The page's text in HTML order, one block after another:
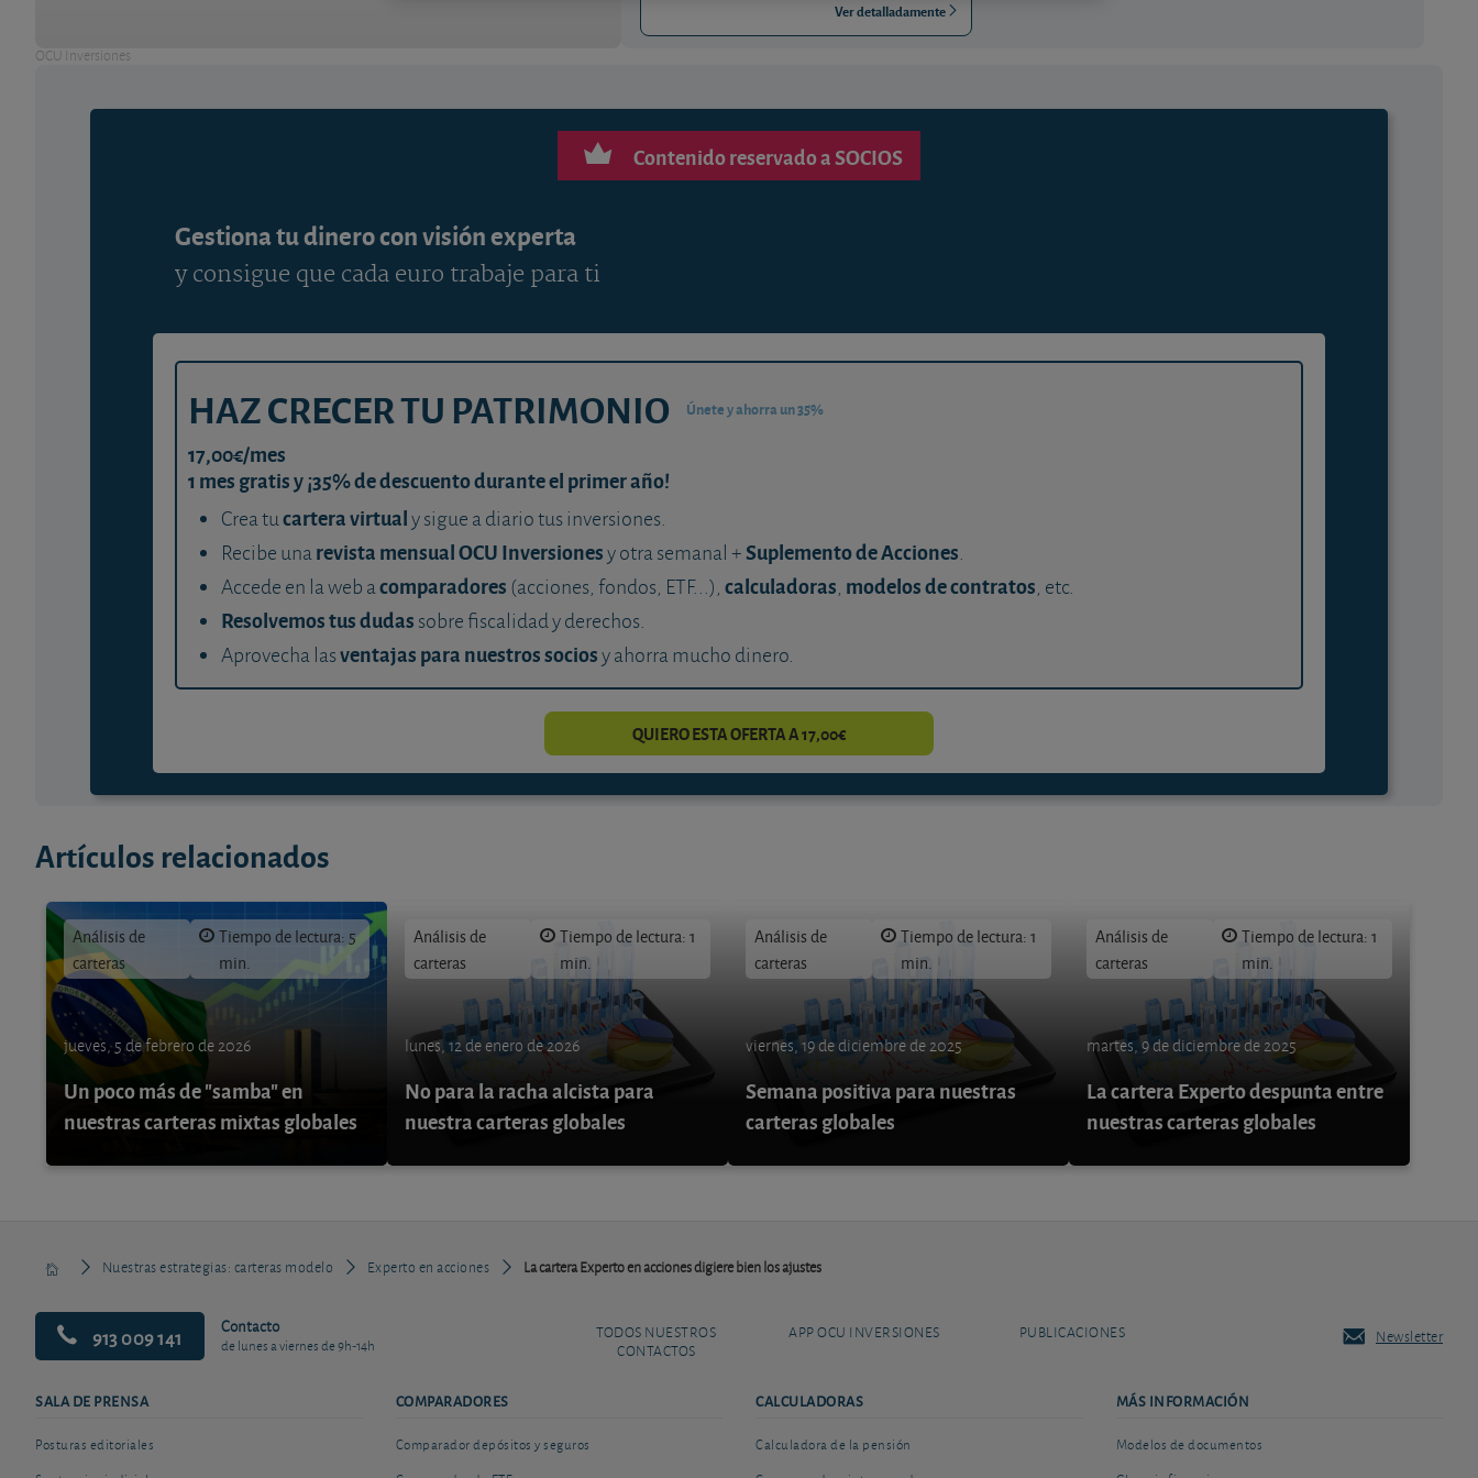
OCU Inversiones
Ver detalladamente
Contenido reservado a SOCIOS
Gestiona tu dinero con visión experta
y consigue que cada euro trabaje para ti
HAZ CRECER TU PATRIMONIO Únete y ahorra un 35%
17,00€/mes
1 mes gratis y ¡35% de descuento durante el primer año!
Crea tucartera virtualy sigue a diario tus inversiones.
Recibe unarevista mensual OCU Inversionesy otra semanal +Suplemento de Acciones.
Accede en la web acomparadores (acciones, fondos, ETF...), calculadoras, modelos de contratos, etc.
Resolvemos tus dudas sobre fiscalidad y derechos.
Aprovecha lasventajas para nuestros sociosy ahorra mucho dinero.
QUIERO ESTA OFERTA A 17,00€
Artículos relacionados
Análisis de
carteras
Tiempo de lectura: 5
min.
jueves, 5 de febrero de 2026
Un poco más de "samba" en
nuestras carteras mixtas globales
Análisis de
carteras
Tiempo de lectura: 1
min.
lunes, 12 de enero de 2026
No para la racha alcista para
nuestra carteras globales
Análisis de
carteras
Tiempo de lectura: 1
min.
viernes, 19 de diciembre de 2025
Semana positiva para nuestras
carteras globales
Análisis de
carteras
Tiempo de lectura: 1
min.
martes, 9 de diciembre de 2025
La cartera Experto despunta entre
nuestras carteras globales
Nuestras estrategias: carteras modelo Experto en acciones La cartera Experto en acciones digiere bien los ajustes
913 009 141 Contacto
de lunes a viernes de 9h-14h
TODOS NUESTROS
CONTACTOS
APP OCU INVERSIONES PUBLICACIONES Newsletter
SALA DE PRENSA
Posturas editoriales
COMPARADORES
Comparador depósitos y seguros
CALCULADORAS
Calculadora de la pensión
MÁS INFORMACIÓN
Modelos de documentos